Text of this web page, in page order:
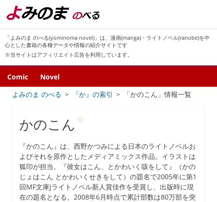
「よみのま のべる(yominoma novel)」は、漫画(manga)・ライトノベル(ranobe)を中
心とした書籍の各種データや情報の紹介サイトです
※当サイトはアフィリエイト広告を利用しています。
Comic
Novel
よみのま のべる
『か』の索引 「かのこん」情報一覧
かのこん ☆
『かのこん』は、西野かつみによる日本のライトノベルお
よびそれを原作としたメディアミックス作品。イラストは
狐印が担当。『彼女はこん、とかわいく咳をして』（かの
じょはこん とかわいくせきをして）の題名で2005年に第1
回MF文庫Jライトノベル新人賞佳作を受賞し、出版時に現
在の題名となる。2008年6月時点で累計部数は80万部を突